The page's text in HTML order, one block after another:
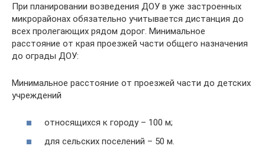
При планировании возведения ДОУ в уже застроенных
микрорайонах обязательно учитывается дистанция до
всех пролегающих рядом дорог. Минимальное
расстояние от края проезжей части общего назначения
до ограды ДОУ:
Минимальное расстояние от проезжей части до детских
учреждений
относящихся к городу – 100 м;
для сельских поселений – 50 м.